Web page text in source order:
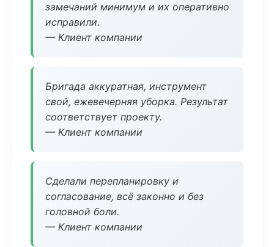
замечаний минимум и их оперативно
исправили.
— Клиент компании
Бригада аккуратная, инструмент
свой, ежевечерняя уборка. Результат
соответствует проекту.
— Клиент компании
Сделали перепланировку и
согласование, всё законно и без
головной боли.
— Клиент компании